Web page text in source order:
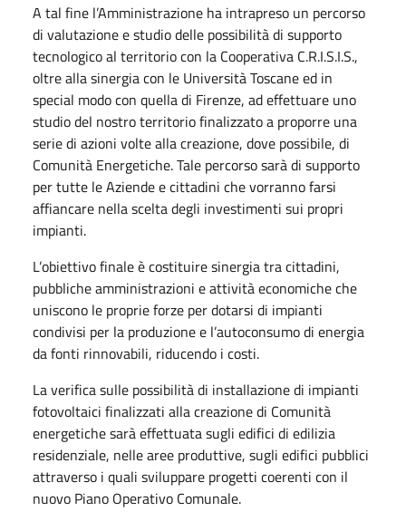
A tal fine l’Amministrazione ha intrapreso un percorso
di valutazione e studio delle possibilità di supporto
tecnologico al territorio con la Cooperativa C.R.I.S.I.S.,
oltre alla sinergia con le Università Toscane ed in
special modo con quella di Firenze, ad effettuare uno
studio del nostro territorio finalizzato a proporre una
serie di azioni volte alla creazione, dove possibile, di
Comunità Energetiche. Tale percorso sarà di supporto
per tutte le Aziende e cittadini che vorranno farsi
affiancare nella scelta degli investimenti sui propri
impianti.
L’obiettivo finale è costituire sinergia tra cittadini,
pubbliche amministrazioni e attività economiche che
uniscono le proprie forze per dotarsi di impianti
condivisi per la produzione e l’autoconsumo di energia
da fonti rinnovabili, riducendo i costi.
La verifica sulle possibilità di installazione di impianti
fotovoltaici finalizzati alla creazione di Comunità
energetiche sarà effettuata sugli edifici di edilizia
residenziale, nelle aree produttive, sugli edifici pubblici
attraverso i quali sviluppare progetti coerenti con il
nuovo Piano Operativo Comunale.